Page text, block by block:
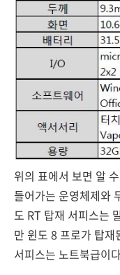
위의 표에서 보면 알
들어가는 운영체제와
도 RT 탑재 서피스는
만 윈도 8 프로가 탑
서피스는 노트북급이